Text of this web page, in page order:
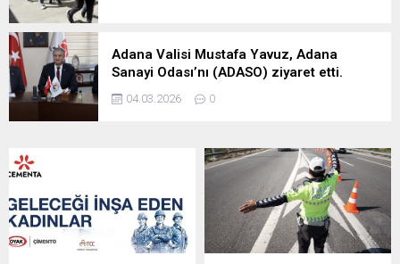
Adana Valisi Mustafa Yavuz, Adana
Sanayi Odası’nı (ADASO) ziyaret etti.
04.03.2026 0